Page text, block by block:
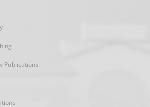
Publications